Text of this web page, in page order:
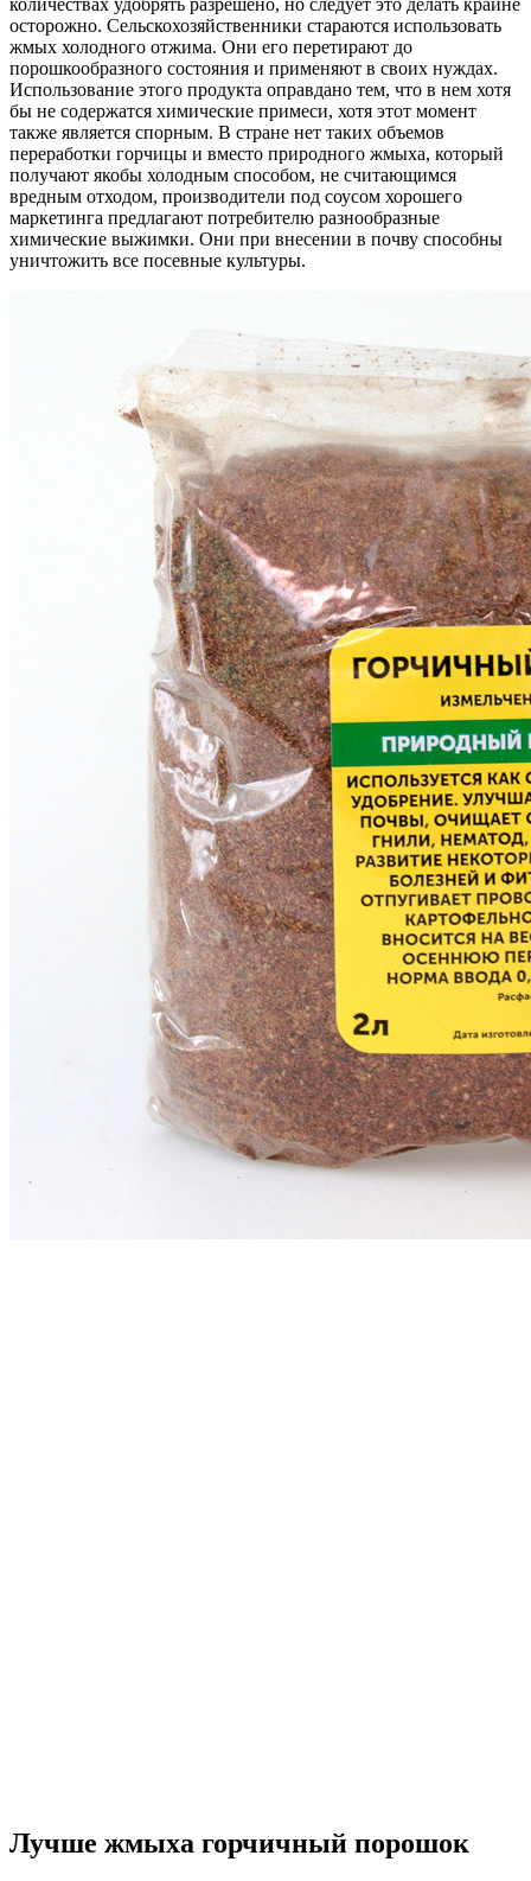
количествах удобрять разрешено, но следует это делать крайне
осторожно. Сельскохозяйственники стараются использовать
жмых холодного отжима. Они его перетирают до
порошкообразного состояния и применяют в своих нуждах.
Использование этого продукта оправдано тем, что в нем хотя
бы не содержатся химические примеси, хотя этот момент
также является спорным. В стране нет таких объемов
переработки горчицы и вместо природного жмыха, который
получают якобы холодным способом, не считающимся
вредным отходом, производители под соусом хорошего
маркетинга предлагают потребителю разнообразные
химические выжимки. Они при внесении в почву способны
уничтожить все посевные культуры.
Лучше жмыха горчичный порошок